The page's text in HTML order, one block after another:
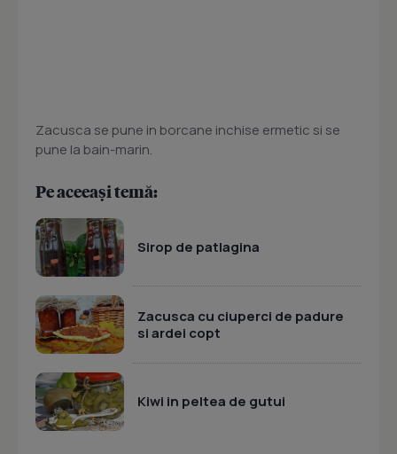
Zacusca se pune in borcane inchise ermetic si se
pune la bain-marin.
Pe aceeași temă:
Sirop de patlagina
Zacusca cu ciuperci de padure
si ardei copt
Kiwi in peltea de gutui